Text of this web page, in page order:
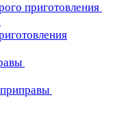
приготовления